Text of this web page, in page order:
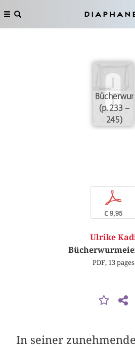
(p. 233 –
245)
p
€ 9,95
Ulrike
PDF, 13 pages
In seiner